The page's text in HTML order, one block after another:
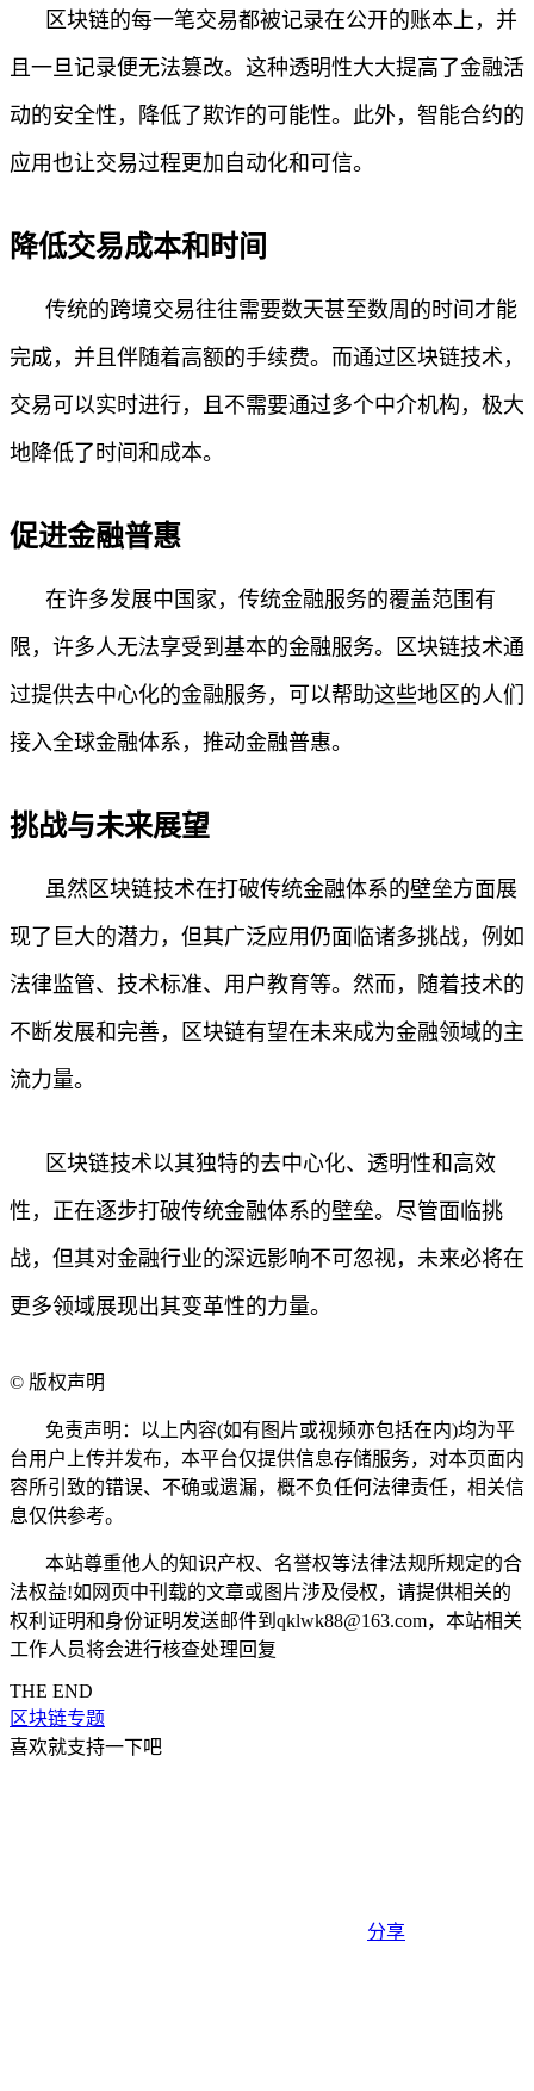
区块链的每一笔交易都被记录在公开的账本上，并
且一旦记录便无法篡改。这种透明性大大提高了金融活
动的安全性，降低了欺诈的可能性。此外，智能合约的
应用也让交易过程更加自动化和可信。
降低交易成本和时间
传统的跨境交易往往需要数天甚至数周的时间才能
完成，并且伴随着高额的手续费。而通过区块链技术，
交易可以实时进行，且不需要通过多个中介机构，极大
地降低了时间和成本。
促进金融普惠
在许多发展中国家，传统金融服务的覆盖范围有
限，许多人无法享受到基本的金融服务。区块链技术通
过提供去中心化的金融服务，可以帮助这些地区的人们
接入全球金融体系，推动金融普惠。
挑战与未来展望
虽然区块链技术在打破传统金融体系的壁垒方面展
现了巨大的潜力，但其广泛应用仍面临诸多挑战，例如
法律监管、技术标准、用户教育等。然而，随着技术的
不断发展和完善，区块链有望在未来成为金融领域的主
流力量。
区块链技术以其独特的去中心化、透明性和高效
性，正在逐步打破传统金融体系的壁垒。尽管面临挑
战，但其对金融行业的深远影响不可忽视，未来必将在
更多领域展现出其变革性的力量。
© 版权声明
免责声明：以上内容(如有图片或视频亦包括在内)均为平
台用户上传并发布，本平台仅提供信息存储服务，对本页面内
容所引致的错误、不确或遗漏，概不负任何法律责任，相关信
息仅供参考。
本站尊重他人的知识产权、名誉权等法律法规所规定的合
法权益!如网页中刊载的文章或图片涉及侵权，请提供相关的
权利证明和身份证明发送邮件到qklwk88@163.com，本站相关
工作人员将会进行核查处理回复
THE END
区块链专题
喜欢就支持一下吧
分享